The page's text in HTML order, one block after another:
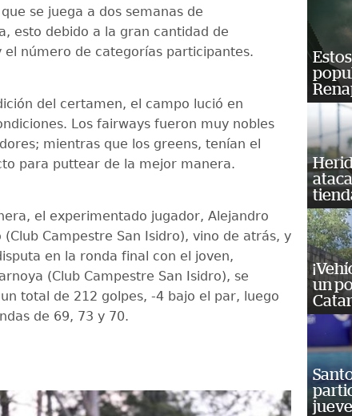
se juega a dos semanas de
esto debido a la gran cantidad de
el número de categorías participantes.
del certamen, el campo lució en
Los fairways fueron muy nobles
mientras que los greens, tenían el
para puttear de la mejor manera.
el experimentado jugador, Alejandro
(Club Campestre San Isidro), vino de atrás, y
en la ronda final con el joven,
(Club Campestre San Isidro), se
total de 212 golpes, -4 bajo el par, luego
de 69, 73 y 70.
un